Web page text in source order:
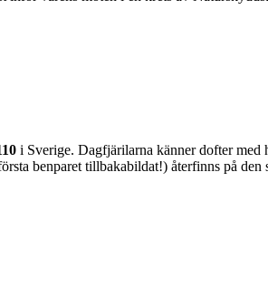
i Sverige. Dagfjärilarna känner dofter med
benparet tillbakabildat!) återfinns på den